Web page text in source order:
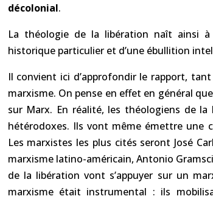
décolonial.
La théologie de la libération naît ainsi
historique particulier et d’une ébullition
Il convient ici d’approfondir le rapport,
marxisme. On pense en effet en général
sur Marx. En réalité, les théologiens de
hétérodoxes. Ils vont même émettre une
Les marxistes les plus cités seront José
marxisme latino-américain, Antonio
de la libération vont s’appuyer sur un
marxisme était instrumental : ils